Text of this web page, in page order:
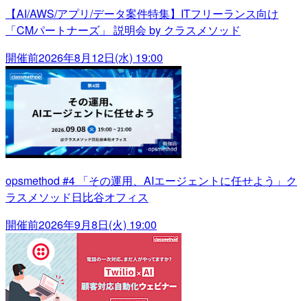
【AI/AWS/アプリ/データ案件特集】ITフリーランス向け
「CMパートナーズ」 説明会 by クラスメソッド
開催前2026年8月12日(水) 19:00
opsmethod #4 「その運用、AIエージェントに任せよう」ク
ラスメソッド日比谷オフィス
開催前2026年9月8日(火) 19:00